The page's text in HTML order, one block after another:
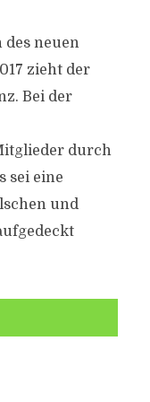
des neuen
zieht der
Bei der
durch
sei eine
und